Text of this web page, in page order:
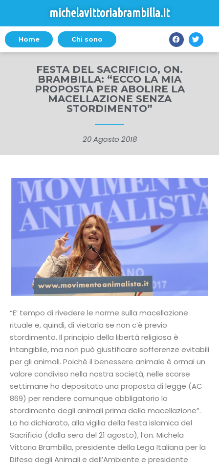
michelavittoriabrambilla.it
Home Chi sono
FESTA DEL SACRIFICIO, ON.
BRAMBILLA: “ECCO LA MIA
PROPOSTA PER ABOLIRE LA
MACELLAZIONE SENZA
STORDIMENTO”
20 Agosto 2018
“E’ tempo di rivedere le norme sulla macellazione
rituale e, quindi, di vietarla se non c’è previo
stordimento. Il principio della libertà religiosa è
intangibile, ma non può giustificare sofferenze evitabili
per gli animali. Poiché il benessere animale è ormai un
valore condiviso nella nostra società, nelle scorse
settimane ho depositato una proposta di legge (AC
869) per rendere comunque obbligatorio lo
stordimento degli animali prima della macellazione”.
Lo ha dichiarato, alla vigilia della festa islamica del
Sacrificio (dalla sera del 21 agosto), l’on. Michela
Vittoria Brambilla, presidente della Lega Italiana per la
Difesa degli Animali e dell’Ambiente e presidente